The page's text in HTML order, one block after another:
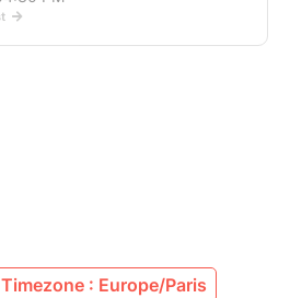
Timezone : Europe/Paris